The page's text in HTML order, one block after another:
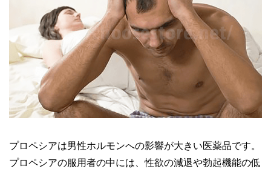
プロペシアは男性ホルモンへの影響が大きい医薬品です。
プロペシアの服用者の中には、性欲の減退や勃起機能の低